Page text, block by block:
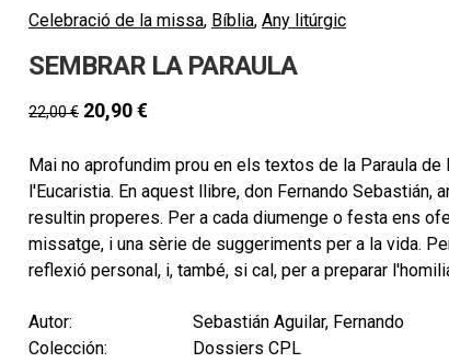
Celebració de la missa, Bíblia, Any litúrgic
SEMBRAR LA PARAULA
22,00€ 20,90€
Mai no aprofundim prou en els textos de la Paraula
l'Eucaristia. En aquest llibre, don Fernando
resultin properes. Per a cada diumenge o festa ens
missatge, i una sèrie de suggeriments per a la vida.
reflexió personal, i, també, si cal, per a preparar
Autor:
Sebastián Aguilar, Fernando
Colección:
Dossiers CPL